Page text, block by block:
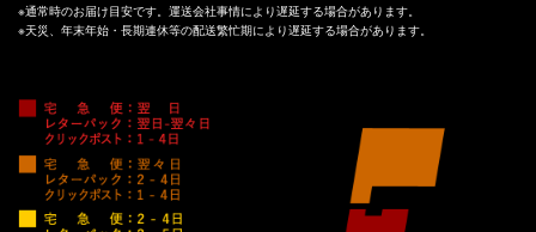
※通常時のお届け目安です。運送会社事情により遅延する場合があります。
※天災、年末年始・長期連休等の配送繁忙期により遅延する場合があります。